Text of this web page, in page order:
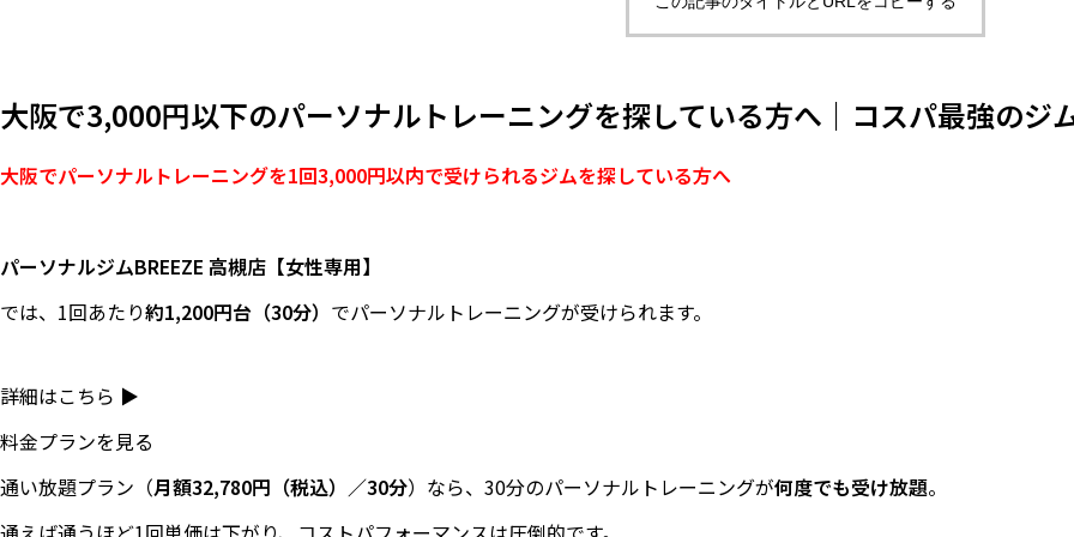
大阪で3,000円以下のパーソナルトレーニングを探している方へ｜コスパ最強のジ
大阪でパーソナルトレーニングを1回3,000円以内で受けられるジムを探している方へ
パーソナルジムBREEZE 高槻店【女性専用】
では、1回あたり約1,200円台（30分） でパーソナルトレーニングが受けられます。
詳細はこちら ▶
料金プランを見る
通い放題プラン（月額32,780円（税込）／30分）なら、30分のパーソナルトレーニングが何度でも受け放題。